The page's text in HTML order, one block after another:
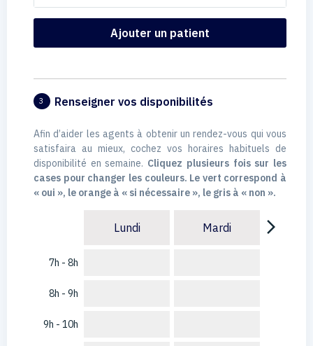
Ajouter un patient
3 Renseigner vos disponibilités
Afin d’aider les agents à obtenir un rendez-vous qui vous
satisfaira au mieux, cochez vos horaires habituels de
disponibilité en semaine. Cliquez plusieurs fois sur les
cases pour changer les couleurs. Le vert correspond à
« oui », le orange à « si nécessaire », le gris à « non ».
7h - 8h
8h - 9h
9h - 10h
Lundi Mardi arrow_forward_ios